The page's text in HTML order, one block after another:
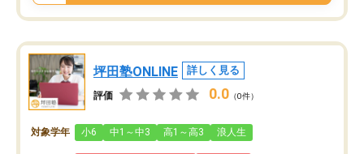
坪田塾ONLINE 詳しく見る
評価 0.0 （0件）
対象学年 小6 中1～中3 高1～高3 浪人生